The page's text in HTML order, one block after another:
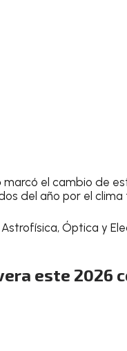
marcó el cambio de
del año por el
Óptica y
este 2026